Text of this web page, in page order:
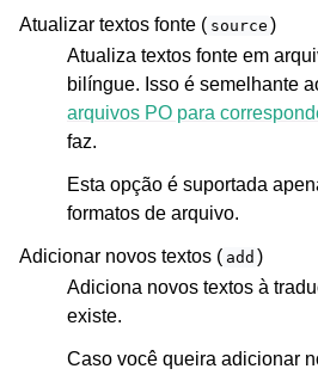
Atualizar textos fonte ( source )
Atualiza textos fonte em
bilíngue. Isso é semelhante
arquivos PO para
faz.
Esta opção é suportada
formatos de arquivo.
Adicionar novos textos ( add )
Adiciona novos textos à
existe.
Caso você queira adicionar